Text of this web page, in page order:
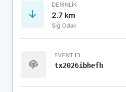
DERINLIK
2.7 km
Sığ Odak
EVENT ID
tx2026ibhefh